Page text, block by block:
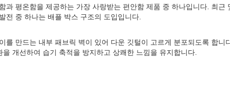
과 평온함을 제공하는 가장 사랑받는 편안함 제품 중 하나입니다. 최
전 중 하나는 배플 박스 구조의 도입입니다.
를 만드는 내부 패브릭 벽이 있어 다운 깃털이 고르게 분포되도록 합
개선하여 습기 축적을 방지하고 상쾌한 느낌을 유지합니다.